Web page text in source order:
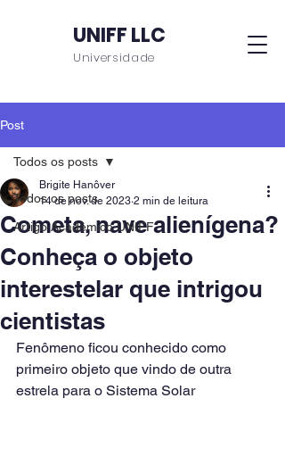
UNIFF LLC
Universidade
Post
Todos os posts
Artigo Acadêmico UNIFF
Todos os posts
Cometa, nave alienígena?
Conheça o objeto
interestelar que intrigou
cientistas
Brigite Hanôver
14 de nov. de 2023 2 min de leitura
Fenômeno ficou conhecido como
primeiro objeto que vindo de outra
estrela para o Sistema Solar